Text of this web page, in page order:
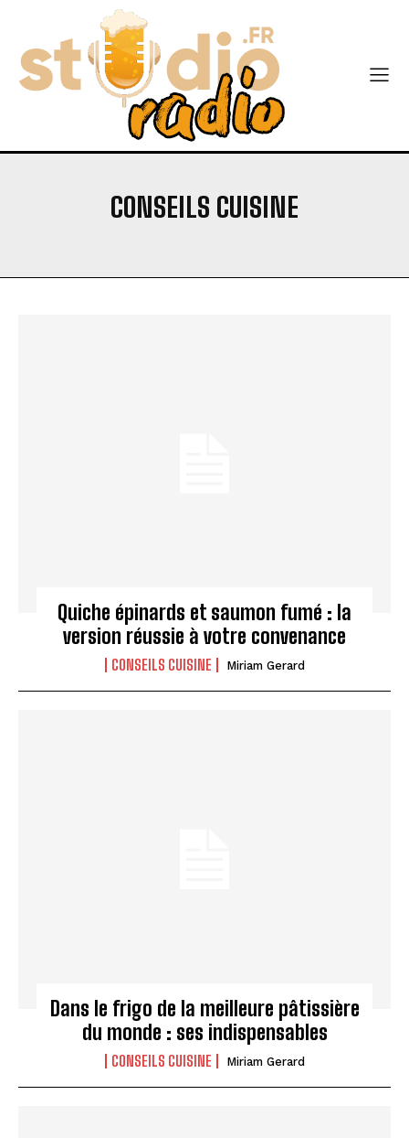
CONSEILS CUISINE
Quiche épinards et saumon fumé : la
version réussie à votre convenance
CONSEILS CUISINE Miriam Gerard
Dans le frigo de la meilleure pâtissière
du monde : ses indispensables
CONSEILS CUISINE Miriam Gerard